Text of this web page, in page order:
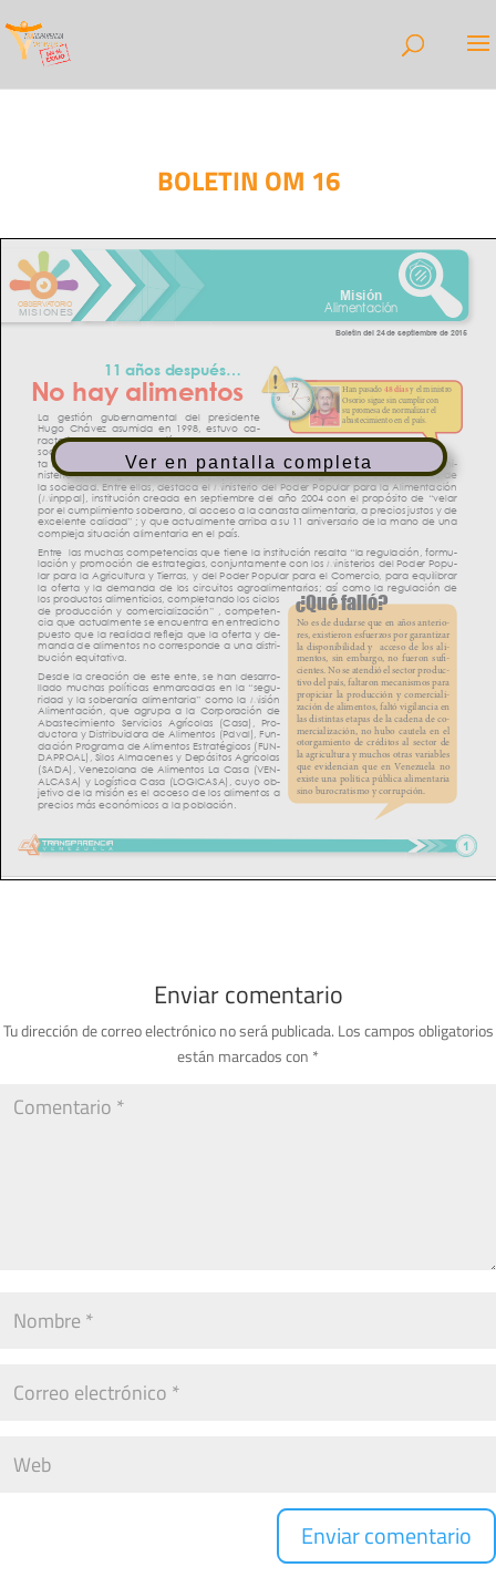
BOLETIN OM 16
Ver en pantalla completa
Enviar comentario
Tu dirección de correo electrónico no será publicada. Los campos obligatorios
están marcados con *